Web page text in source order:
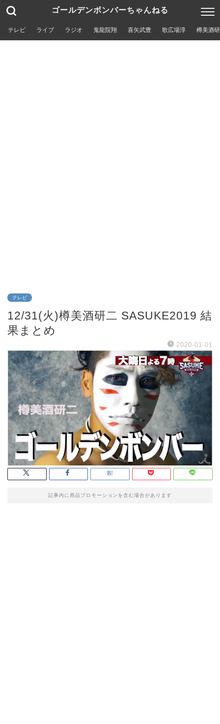
ゴールデンボンバーちゃんねる
テレビ ライブ ラジオ 鬼龍院翔 喜矢武豊 歌広場淳 樽美酒
テレビ
12/31(火)樽美酒研二 SASUKE2019 結
果まとめ
2020-01-01
記事内に商品プロモーションを含む場合があります